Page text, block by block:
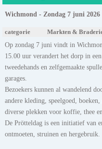
Wichmond - Zondag 7 juni 2026
categorie Markten &
Op zondag 7 juni vindt in
15.00 uur verandert het dorp in
tweedehands en zelfgemaakte
garages.
Bezoekers kunnen al wandelend
andere kleding, speelgoed,
diverse plekken voor koffie, thee
De Prötteldag is een initiatief van
ontmoeten, struinen en hergebruik.